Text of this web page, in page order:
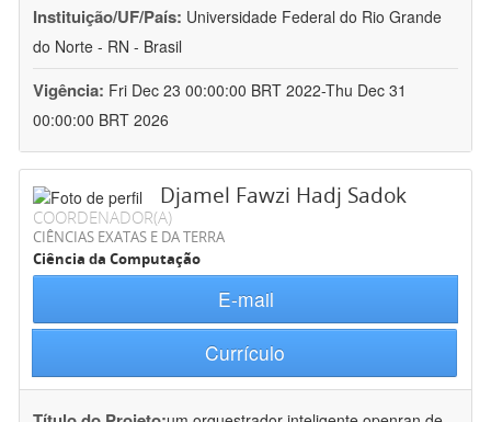
Instituição/UF/País: Universidade Federal do Rio Grande
do Norte - RN - Brasil
Vigência: Fri Dec 23 00:00:00 BRT 2022-Thu Dec 31
00:00:00 BRT 2026
Djamel Fawzi Hadj Sadok
COORDENADOR(A)
CIÊNCIAS EXATAS E DA TERRA
Ciência da Computação
E-mail
Currículo